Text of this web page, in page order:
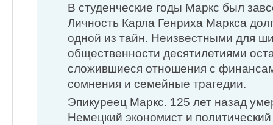
В студенческие годы Маркс был
Личность Карла Генриха Маркса
одной из тайн. Неизвестными для
общественности десятилетиями
сложившиеся отношения с
сомнения и семейные трагедии.
Эпикуреец Маркс. 125 лет назад
Немецкий экономист и